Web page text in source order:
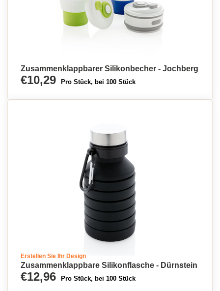
Zusammenklappbarer Silikonbecher - Jochberg
€10,29 Pro Stück, bei 100 Stück
Erstellen Sie Ihr Design
Zusammenklappbare Silikonflasche - Dürnstein
€12,96 Pro Stück, bei 100 Stück